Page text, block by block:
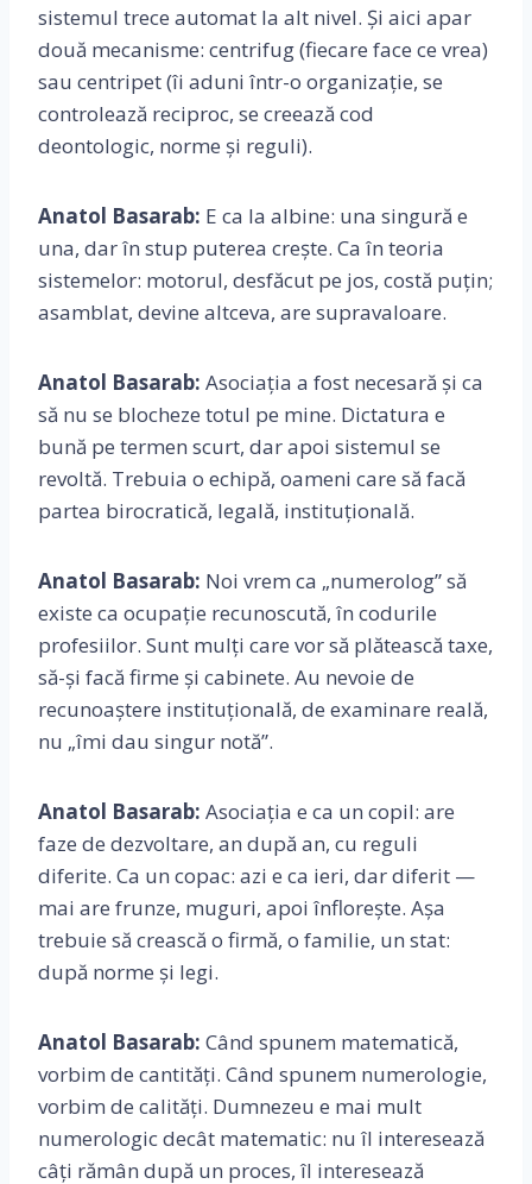
sistemul trece automat la alt nivel. Și aici apar
două mecanisme: centrifug (fiecare face ce vrea)
sau centripet (îi aduni într-o organizație, se
controlează reciproc, se creează cod
deontologic, norme și reguli).
Anatol Basarab: E ca la albine: una singură e
una, dar în stup puterea crește. Ca în teoria
sistemelor: motorul, desfăcut pe jos, costă puțin;
asamblat, devine altceva, are supravaloare.
Anatol Basarab: Asociația a fost necesară și ca
să nu se blocheze totul pe mine. Dictatura e
bună pe termen scurt, dar apoi sistemul se
revoltă. Trebuia o echipă, oameni care să facă
partea birocratică, legală, instituțională.
Anatol Basarab: Noi vrem ca „numerolog” să
existe ca ocupație recunoscută, în codurile
profesiilor. Sunt mulți care vor să plătească taxe,
să-și facă firme și cabinete. Au nevoie de
recunoaștere instituțională, de examinare reală,
nu „îmi dau singur notă”.
Anatol Basarab: Asociația e ca un copil: are
faze de dezvoltare, an după an, cu reguli
diferite. Ca un copac: azi e ca ieri, dar diferit —
mai are frunze, muguri, apoi înflorește. Așa
trebuie să crească o firmă, o familie, un stat:
după norme și legi.
Anatol Basarab: Când spunem matematică,
vorbim de cantități. Când spunem numerologie,
vorbim de calități. Dumnezeu e mai mult
numerologic decât matematic: nu îl interesează
câți rămân după un proces, îl interesează